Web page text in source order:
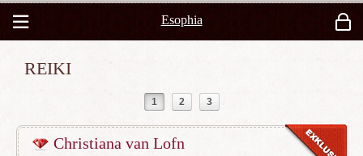
Esophia
REIKI
1 2 3
Christiana van Lofn